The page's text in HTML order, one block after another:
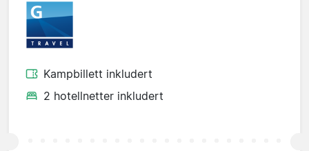
Kampbillett inkludert
2 hotellnetter inkludert